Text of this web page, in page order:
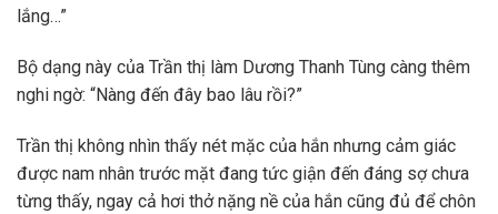
lắng…”
Bộ dạng này của Trần thị làm Dương Thanh Tùng càng thêm
nghi ngờ: “Nàng đến đây bao lâu rồi?”
Trần thị không nhìn thấy nét mặc của hắn nhưng cảm giác
được nam nhân trước mặt đang tức giận đến đáng sợ chưa
từng thấy, ngay cả hơi thở nặng nề của hắn cũng đủ để chôn